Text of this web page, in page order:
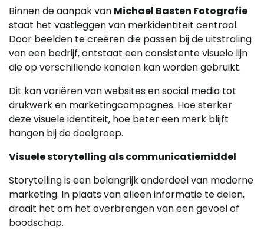
Binnen de aanpak van Michael Basten Fotografie
staat het vastleggen van merkidentiteit centraal.
Door beelden te creëren die passen bij de uitstraling
van een bedrijf, ontstaat een consistente visuele lijn
die op verschillende kanalen kan worden gebruikt.
Dit kan variëren van websites en social media tot
drukwerk en marketingcampagnes. Hoe sterker
deze visuele identiteit, hoe beter een merk blijft
hangen bij de doelgroep.
Visuele storytelling als communicatiemiddel
Storytelling is een belangrijk onderdeel van moderne
marketing. In plaats van alleen informatie te delen,
draait het om het overbrengen van een gevoel of
boodschap.